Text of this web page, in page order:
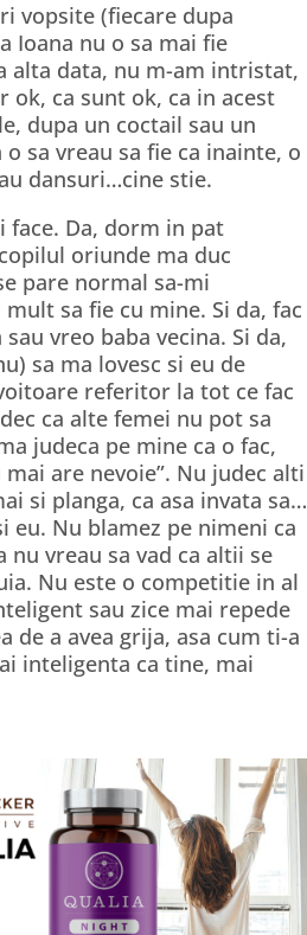
vopsite (fiecare dupa
Ioana nu o sa mai fie
alta data, nu m-am intristat,
ca sunt ok, ca in acest
dupa un coctail sau un
sa vreau sa fie ca inainte, o
dansuri…cine stie.
face. Da, dorm in pat
oriunde ma duc
pare normal sa-mi
sa fie cu mine. Si da, fac
vreo baba vecina. Si da,
sa ma lovesc si eu de
referitor la tot ce fac
ca alte femei nu pot sa
judeca pe mine ca o fac,
are nevoie”. Nu judec alti
si planga, ca asa invata sa…
eu. Nu blamez pe nimeni ca
vreau sa vad ca altii se
Nu este o competitie in al
sau zice mai repede
de a avea grija, asa cum ti-a
inteligenta ca tine, mai